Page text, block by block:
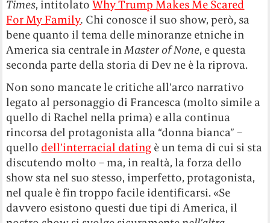
Times, intitolatoWhy Trump Makes Me Scared
For My Family. Chi conosce il suo show, però, sa
bene quanto il tema delle minoranze etniche in
America sia centrale inMaster of None, e questa
seconda parte della storia di Dev ne è la riprova.
Non sono mancate le critiche all’arco narrativo
legato al personaggio di Francesca (molto simile a
quello di Rachel nella prima) e alla continua
rincorsa del protagonista alla “donna bianca” –
quello dell’interracial dating è un tema di cui si sta
discutendo molto – ma, in realtà, la forza dello
show sta nel suo stesso, imperfetto, protagonista,
nel quale è fin troppo facile identificarsi. «Se
davvero esistono questi due tipi di America, il